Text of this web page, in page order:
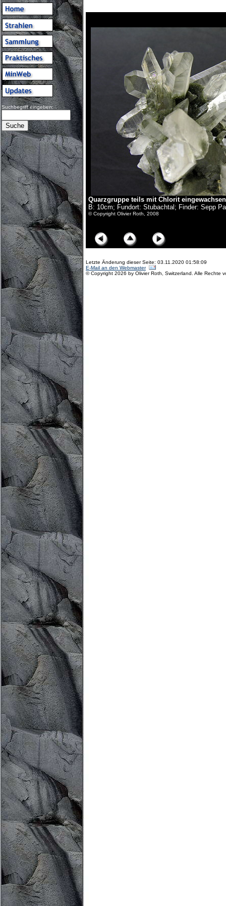
Suchbegriff eingeben:
Quarzgruppe teils mit Chlorit eingewachsen
B: 10cm; Fundort: Stubachtal; Finder: Sepp
© Copyright Olivier Roth, 2008
Letzte Änderung dieser Seite: 03.11.2020 01:58:09
E-Mail an den Webmaster
© Copyright 2026 by Olivier Roth, Switzerland. Alle Rechte